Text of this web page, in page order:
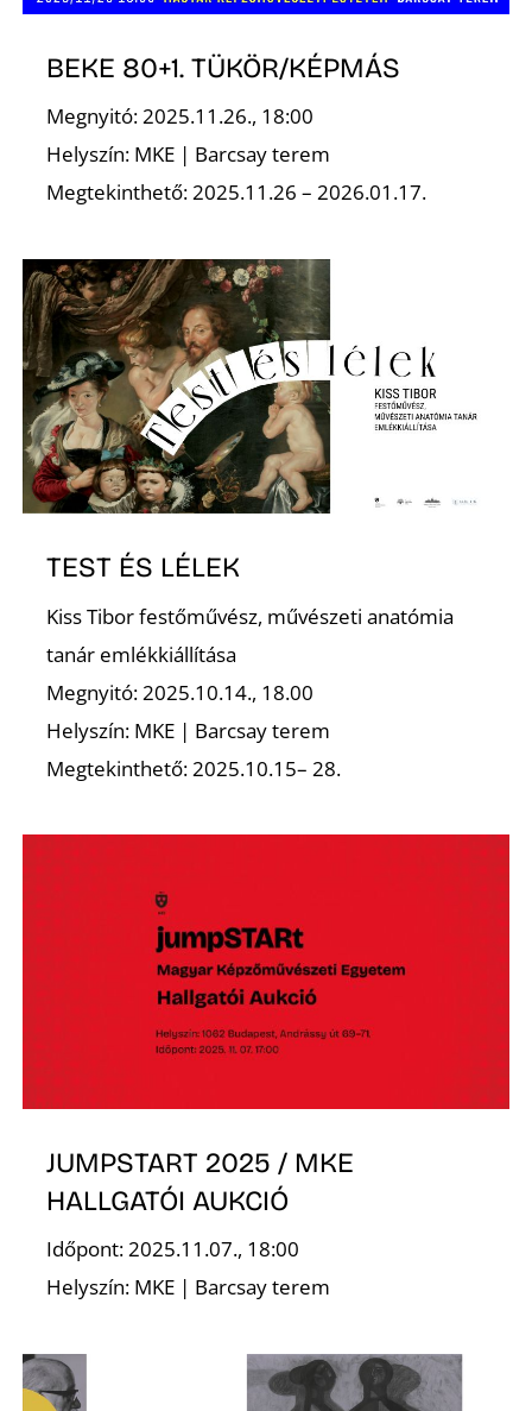
BEKE 80+1. TÜKÖR/KÉPMÁS
Megnyitó: 2025.11.26., 18:00
Helyszín: MKE | Barcsay terem
Megtekinthető: 2025.11.26 – 2026.01.17.
TEST ÉS LÉLEK
Kiss Tibor festőművész, művészeti anatómia
tanár emlékkiállítása
Megnyitó: 2025.10.14., 18.00
Helyszín: MKE | Barcsay terem
Megtekinthető: 2025.10.15– 28.
JUMPSTART 2025 / MKE
HALLGATÓI AUKCIÓ
Időpont: 2025.11.07., 18:00
Helyszín: MKE | Barcsay terem